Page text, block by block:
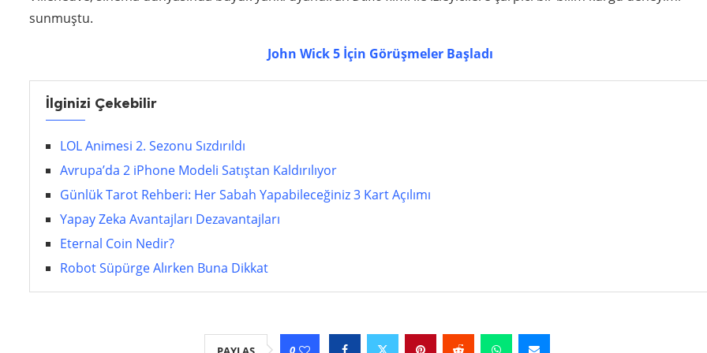
sunmuştu.
John Wick 5 İçin Görüşmeler Başladı
İlginizi Çekebilir
LOL Animesi 2. Sezonu Sızdırıldı
Avrupa’da 2 iPhone Modeli Satıştan Kaldırılıyor
Günlük Tarot Rehberi: Her Sabah Yapabileceğiniz 3 Kart Açılımı
Yapay Zeka Avantajları Dezavantajları
Eternal Coin Nedir?
Robot Süpürge Alırken Buna Dikkat
0